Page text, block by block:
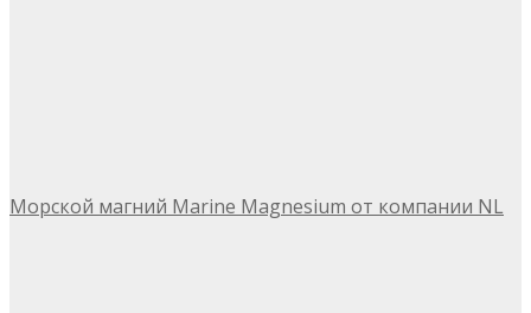
Морской магний Marine Magnesium от компании NL